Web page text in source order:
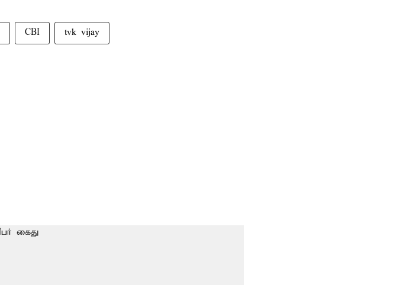
CBI tvk vijay